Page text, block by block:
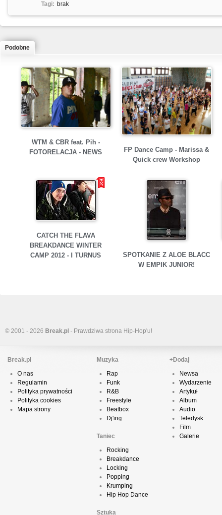
Tagi: brak
Podobne
WTM & CBR feat. Pih -
FOTORELACJA - NEWS
FP Dance Camp - Marissa &
Quick crew Workshop
CATCH THE FLAVA
BREAKDANCE WINTER
CAMP 2012 - I TURNUS
SPOTKANIE Z ALOE BLACC
W EMPIK JUNIOR!
© 2001 - 2026 Break.pl - Prawdziwa strona Hip-Hop'u!
Break.pl
O nas
Regulamin
Polityka prywatności
Polityka cookies
Mapa strony
Muzyka
Rap
Funk
R&B
Freestyle
Beatbox
Dj'ing
Taniec
Rocking
Breakdance
Locking
Popping
Krumping
Hip Hop Dance
Sztuka
+Dodaj
Newsa
Wydarzenie
Artykuł
Album
Audio
Teledysk
Film
Galerie